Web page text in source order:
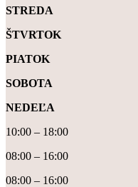
STREDA
ŠTVRTOK
PIATOK
SOBOTA
NEDEĽA
10:00 – 18:00
08:00 – 16:00
08:00 – 16:00